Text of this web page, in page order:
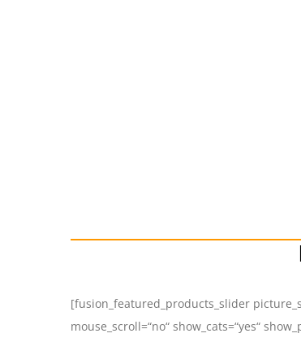
[fusion_featured_products_slider
mouse_scroll=“no“ show_cats=“yes“